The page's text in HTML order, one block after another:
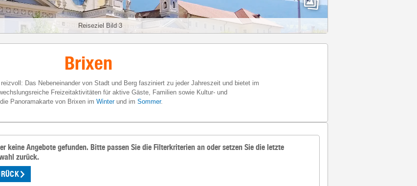
Reiseziel Bild 3
Brixen
Das Nebeneinander von Stadt und Berg fasziniert zu jeder Jahreszeit und bietet im
Freizeitaktivitäten für aktive Gäste, Familien sowie Kultur- und
Panoramakarte von Brixen im Winterund im Sommer.
keine Angebote gefunden. Bitte passen Sie die Filterkriterien an oder setzen Sie die letzte
zurück.